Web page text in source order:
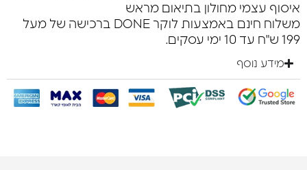
איסוף עצמי מחולון בתיאום מראש
משלוח חינם באמצעות לוקר DONE ברכישה של מעל
199 ש"ח עד 10 ימי עסקים.
מידע נוסף